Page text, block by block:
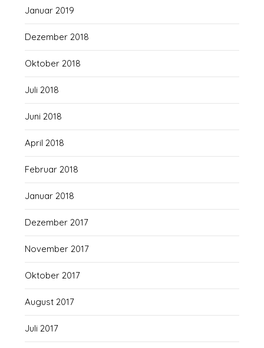
Januar 2019
Dezember 2018
Oktober 2018
Juli 2018
Juni 2018
April 2018
Februar 2018
Januar 2018
Dezember 2017
November 2017
Oktober 2017
August 2017
Juli 2017